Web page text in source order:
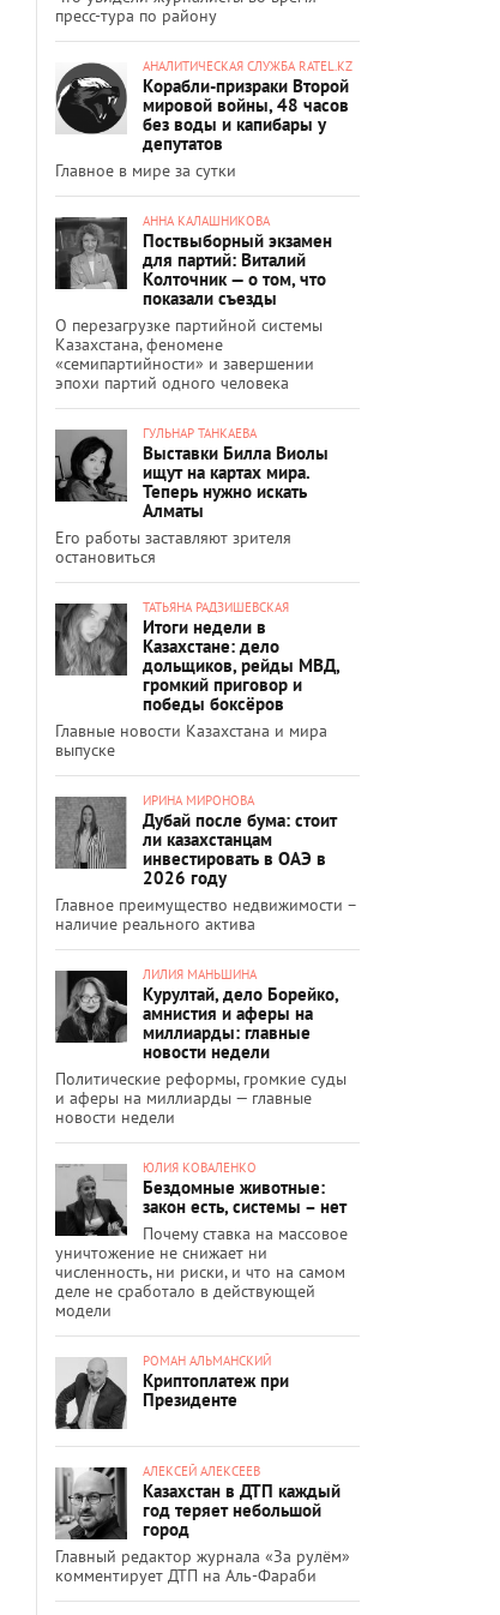
пресс-тура по району
АНАЛИТИЧЕСКАЯ СЛУЖБА RATEL.KZ
Корабли-призраки Второй
мировой войны, 48 часов
без воды и капибары у
депутатов
Главное в мире за сутки
АННА КАЛАШНИКОВА
Поствыборный экзамен
для партий: Виталий
Колточник — о том, что
показали съезды
О перезагрузке партийной системы
Казахстана, феномене
«семипартийности» и завершении
эпохи партий одного человека
ГУЛЬНАР ТАНКАЕВА
Выставки Билла Виолы
ищут на картах мира.
Теперь нужно искать
Алматы
Его работы заставляют зрителя
остановиться
ТАТЬЯНА РАДЗИШЕВСКАЯ
Итоги недели в
Казахстане: дело
дольщиков, рейды МВД,
громкий приговор и
победы боксёров
Главные новости Казахстана и мира
выпуске
ИРИНА МИРОНОВА
Дубай после бума: стоит
ли казахстанцам
инвестировать в ОАЭ в
2026 году
Главное преимущество недвижимости –
наличие реального актива
ЛИЛИЯ МАНЬШИНА
Курултай, дело Борейко,
амнистия и аферы на
миллиарды: главные
новости недели
Политические реформы, громкие суды
и аферы на миллиарды — главные
новости недели
ЮЛИЯ КОВАЛЕНКО
Бездомные животные:
закон есть, системы – нет
Почему ставка на массовое
уничтожение не снижает ни
численность, ни риски, и что на самом
деле не сработало в действующей
модели
РОМАН АЛЬМАНСКИЙ
Криптоплатеж при
Президенте
АЛЕКСЕЙ АЛЕКСЕЕВ
Казахстан в ДТП каждый
год теряет небольшой
город
Главный редактор журнала «За рулём»
комментирует ДТП на Аль-Фараби